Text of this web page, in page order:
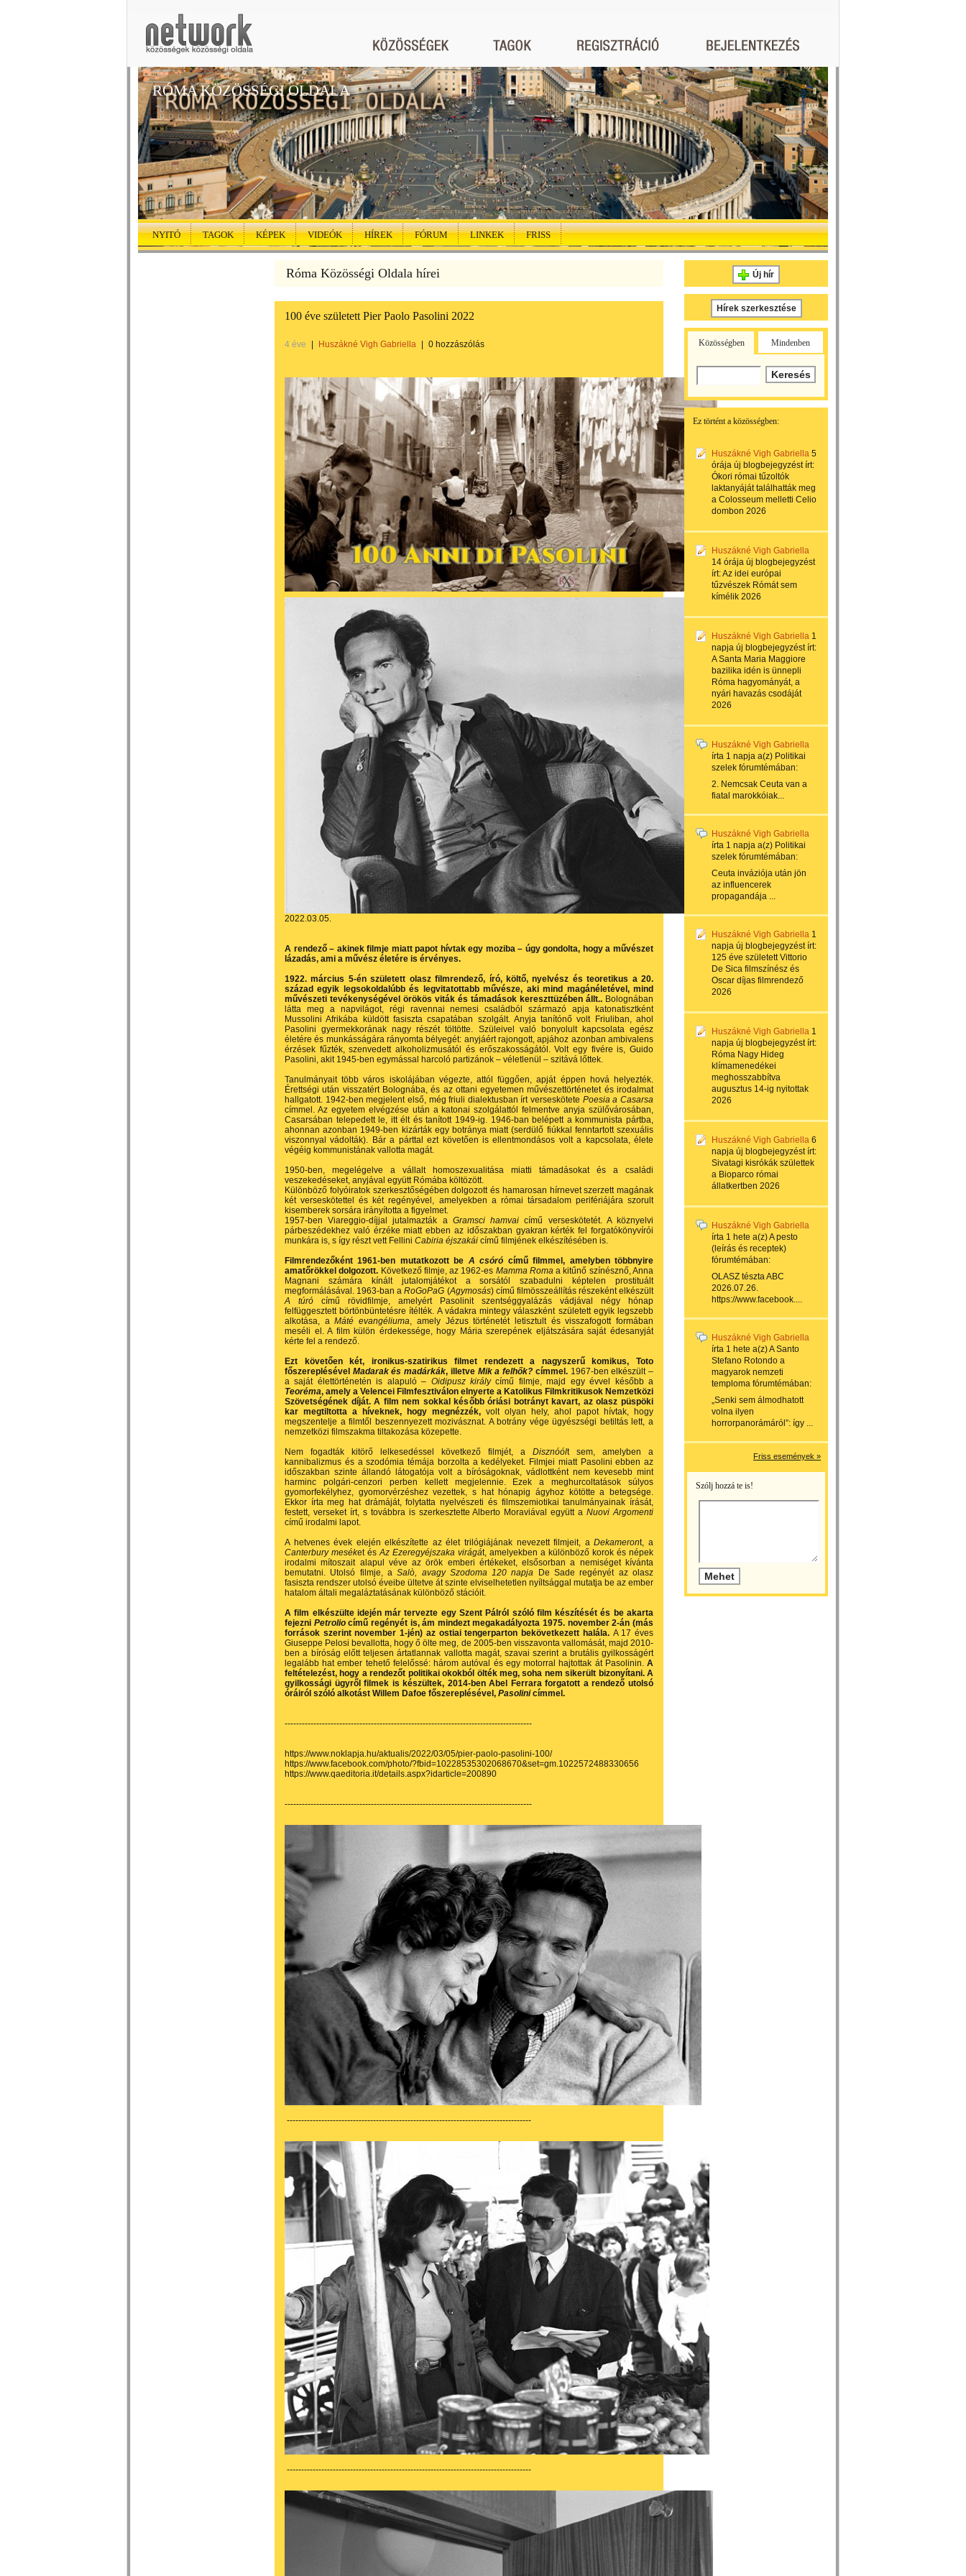
RÓMA KÖZÖSSÉGI OLDALA
NYITÓ TAGOK KÉPEK VIDEÓK HÍREK FÓRUM LINKEK FRISS
Róma Közösségi Oldala hírei
100 éve született Pier Paolo Pasolini 2022
4 éve Huszákné Vigh Gabriella 0 hozzászólás
2022.03.05.
A rendező – akinek filmje miatt papot hívtak egy moziba – úgy gondolta, hogy a művészet
lázadás, ami a művész életére is érvényes.
1922. március 5-én született olasz filmrendező, író, költő, nyelvész és teoretikus a 20.
század egyik legsokoldalúbb és legvitatottabb művésze, aki mind magánéletével, mind
művészeti tevékenységével örökös viták és támadások kereszttüzében állt.. Bolognában
látta meg a napvilágot, régi ravennai nemesi családból származó apja katonatisztként
Mussolini Afrikába küldött fasiszta csapatában szolgált. Anyja tanítónő volt Friuliban, ahol
Pasolini gyermekkorának nagy részét töltötte. Szüleivel való bonyolult kapcsolata egész
életére és munkásságára rányomta bélyegét: anyjáért rajongott, apjához azonban ambivalens
érzések fűzték, szenvedett alkoholizmusától és erőszakosságától. Volt egy fivére is, Guido
Pasolini, akit 1945-ben egymással harcoló partizánok – véletlenül – szitává lőttek.
Tanulmányait több város iskolájában végezte, attól függően, apját éppen hová helyezték.
Érettségi után visszatért Bolognába, és az ottani egyetemen művészettörténetet és irodalmat
hallgatott. 1942-ben megjelent első, még friuli dialektusban írt verseskötete Poesia a Casarsa
címmel. Az egyetem elvégzése után a katonai szolgálattól felmentve anyja szülővárosában,
Casarsában telepedett le, itt élt és tanított 1949-ig. 1946-ban belépett a kommunista pártba,
ahonnan azonban 1949-ben kizárták egy botránya miatt (serdülő fiúkkal fenntartott szexuális
viszonnyal vádolták). Bár a párttal ezt követően is ellentmondásos volt a kapcsolata, élete
végéig kommunistának vallotta magát.
1950-ben, megelégelve a vállalt homoszexualitása miatti támadásokat és a családi
veszekedéseket, anyjával együtt Rómába költözött.
Különböző folyóiratok szerkesztőségében dolgozott és hamarosan hírnevet szerzett magának
két verseskötettel és két regényével, amelyekben a római társadalom perifériájára szorult
kisemberek sorsára irányította a figyelmet.
1957-ben Viareggio-díjjal jutalmazták a Gramsci hamvai című verseskötetét. A köznyelvi
párbeszédekhez való érzéke miatt ebben az időszakban gyakran kérték fel forgatókönyvírói
munkára is, s így részt vett Fellini Cabiria éjszakái című filmjének elkészítésében is.
Filmrendezőként 1961-ben mutatkozott be A csóró című filmmel, amelyben többnyire
amatőrökkel dolgozott. Következő filmje, az 1962-es Mamma Romaa kitűnő színésznő, Anna
Magnani számára kínált jutalomjátékot a sorsától szabadulni képtelen prostituált
megformálásával. 1963-ban a RoGoPaG (Agymosás) című filmösszeállítás részeként elkészült
A túró című rövidfilmje, amelyért Pasolinit szentséggyalázás vádjával négy hónap
felfüggesztett börtönbüntetésre ítélték. A vádakra mintegy válaszként született egyik legszebb
alkotása, aMáté evangéliuma, amely Jézus történetét letisztult és visszafogott formában
meséli el. A film külön érdekessége, hogy Mária szerepének eljátszására saját édesanyját
kérte fel a rendező.
Ezt követően két, ironikus-szatirikus filmet rendezett a nagyszerű komikus, Toto
főszereplésével Madarak és madárkák, illetve Mik a felhők? címmel.1967-ben elkészült –
a saját élettörténetén is alapuló – Oidipusz királycímű filmje, majd egy évvel később a
Teoréma, amely a Velencei Filmfesztiválon elnyerte a Katolikus Filmkritikusok Nemzetközi
Szövetségének díját. A film nem sokkal később óriási botrányt kavart, az olasz püspöki
kar megtiltotta a híveknek, hogy megnézzék, volt olyan hely, ahol papot hívtak, hogy
megszentelje a filmtől beszennyezett mozivásznat. A botrány vége ügyészségi betiltás lett, a
nemzetközi filmszakma tiltakozása közepette.
Nem fogadták kitörő lelkesedéssel következő filmjét, a Disznóólt sem, amelyben a
kannibalizmus és a szodómia témája borzolta a kedélyeket. Filmjei miatt Pasolini ebben az
időszakban szinte állandó látogatója volt a bíróságoknak, vádlottként nem kevesebb mint
harminc polgári-cenzori perben kellett megjelennie. Ezek a meghurcoltatások súlyos
gyomorfekélyhez, gyomorvérzéshez vezettek, s hat hónapig ágyhoz kötötte a betegsége.
Ekkor írta meg hat drámáját, folytatta nyelvészeti és filmszemiotikai tanulmányainak írását,
festett, verseket írt, s továbbra is szerkesztette Alberto Moraviával együtt aNuovi Argomenti
című irodalmi lapot.
A hetvenes évek elején elkészítette az élet trilógiájának nevezett filmjeit, aDekameront, a
Canterbury meséket ésAz Ezeregyéjszaka virágát, amelyekben a különböző korok és népek
irodalmi mítoszait alapul véve az örök emberi értékeket, elsősorban a nemiséget kívánta
bemutatni. Utolsó filmje, aSalò, avagy Szodoma 120 napja De Sade regényét az olasz
fasiszta rendszer utolsó éveibe ültetve át szinte elviselhetetlen nyíltsággal mutatja be az ember
hatalom általi megaláztatásának különböző stációit.
A film elkészülte idején már tervezte egy Szent Pálról szóló film készítését és be akarta
fejezni Petroliocímű regényét is, ám mindezt megakadályozta 1975. november 2-án (más
források szerint november 1-jén) az ostiai tengerparton bekövetkezett halála. A 17 éves
Giuseppe Pelosi bevallotta, hogy ő ölte meg, de 2005-ben visszavonta vallomását, majd 2010-
ben a bíróság előtt teljesen ártatlannak vallotta magát, szavai szerint a brutális gyilkosságért
legalább hat ember tehető felelőssé: három autóval és egy motorral hajtottak át Pasolinin. A
feltételezést, hogy a rendezőt politikai okokból ölték meg, soha nem sikerült bizonyítani. A
gyilkossági ügyről filmek is készültek, 2014-ben Abel Ferrara forgatott a rendező utolsó
óráiról szóló alkotást Willem Dafoe főszereplésével, Pasolinicímmel.
--------------------------------------------------------------------------------------
https://www.noklapja.hu/aktualis/2022/03/05/pier-paolo-pasolini-100/
https://www.facebook.com/photo/?fbid=10228535302068670&set=gm.1022572488330656
https://www.qaeditoria.it/details.aspx?idarticle=200890
--------------------------------------------------------------------------------------
-------------------------------------------------------------------------------------
-------------------------------------------------------------------------------------
Új hír
Hírek szerkesztése
Közösségben Mindenben
Ez történt a közösségben:
Huszákné Vigh Gabriella 5
órája új blogbejegyzést írt:
Ókori római tűzoltók
laktanyáját találhatták meg
a Colosseum melletti Celio
dombon 2026
Huszákné Vigh Gabriella
14 órája új blogbejegyzést
írt:Az idei európai
tűzvészek Rómát sem
kímélik 2026
Huszákné Vigh Gabriella 1
napja új blogbejegyzést írt:
A Santa Maria Maggiore
bazilika idén is ünnepli
Róma hagyományát, a
nyári havazás csodáját
2026
Huszákné Vigh Gabriella
írta 1 napja a(z) Politikai
szelek fórumtémában:
2. Nemcsak Ceuta van a
fiatal marokkóiak...
Huszákné Vigh Gabriella
írta 1 napja a(z) Politikai
szelek fórumtémában:
Ceuta inváziója után jön
az influencerek
propagandája ...
Huszákné Vigh Gabriella 1
napja új blogbejegyzést írt:
125 éve született Vittorio
De Sica filmszínész és
Oscar díjas filmrendező
2026
Huszákné Vigh Gabriella 1
napja új blogbejegyzést írt:
Róma Nagy Hideg
klímamenedékei
meghosszabbítva
augusztus 14-ig nyitottak
2026
Huszákné Vigh Gabriella 6
napja új blogbejegyzést írt:
Sivatagi kisrókák születtek
a Bioparco római
állatkertben 2026
Huszákné Vigh Gabriella
írta 1 hete a(z)A pesto
(leírás és receptek)
fórumtémában:
OLASZ tészta ABC
2026.07.26.
https://www.facebook....
Huszákné Vigh Gabriella
írta 1 hete a(z)A Santo
Stefano Rotondo a
magyarok nemzeti
temploma fórumtémában:
„Senki sem álmodhatott
volna ilyen
horrorpanorámáról”: így ...
Friss események »
Szólj hozzá te is!